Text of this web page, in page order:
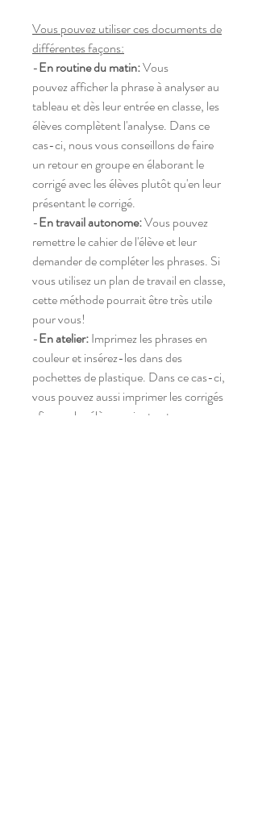
Vous pouvez utiliser ces documents de
différentes façons:
-En routine du matin:Vous
pouvez afficher la phrase à analyser au
tableau et dès leur entrée en classe, les
élèves complètent l'analyse. Dans ce
cas-ci, nous vous conseillons de faire
un retour en groupe en élaborant le
corrigé avec les élèves plutôt qu'en leur
présentant le corrigé.
-En travail autonome:Vous pouvez
remettre le cahier de l'élève et leur
demander de compléter les phrases. Si
vous utilisez un plan de travail en classe,
cette méthode pourrait être très utile
pour vous!
-En atelier:Imprimez les phrases en
couleur et insérez-les dans des
pochettes de plastique. Dans ce cas-ci,
vous pouvez aussi imprimer les corrigés
afin que les élèves soient autonomes